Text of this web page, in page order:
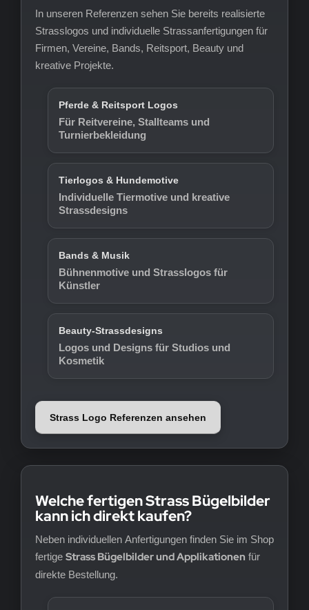
In unseren Referenzen sehen Sie bereits realisierte
Strasslogos und individuelle Strassanfertigungen für
Firmen, Vereine, Bands, Reitsport, Beauty und
kreative Projekte.
Pferde & Reitsport Logos
Für Reitvereine, Stallteams und
Turnierbekleidung
Tierlogos & Hundemotive
Individuelle Tiermotive und kreative
Strassdesigns
Bands & Musik
Bühnenmotive und Strasslogos für
Künstler
Beauty-Strassdesigns
Logos und Designs für Studios und
Kosmetik
Strass Logo Referenzen ansehen
Welche fertigen Strass Bügelbilder
kann ich direkt kaufen?
Neben individuellen Anfertigungen finden Sie im Shop
fertige Strass Bügelbilder und Applikationen für
direkte Bestellung.